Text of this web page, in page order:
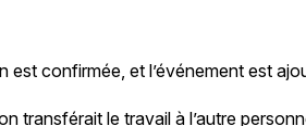
confirmée, et l’événement est
transférait le travail à l’autre